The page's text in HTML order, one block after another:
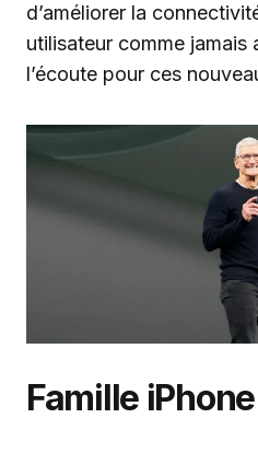
d’améliorer la
utilisateur comme jamais
l’écoute pour ces
Famille iPhone